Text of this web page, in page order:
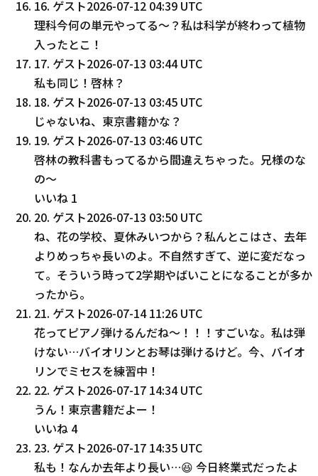
16. ゲスト2026-07-12 04:39 UTC
理科今何の単元やってる〜？私は科学が終わって植物
入ったとこ！
17. ゲスト2026-07-13 03:44 UTC
私も同じ！啓林？
18. ゲスト2026-07-13 03:45 UTC
じゃないね、東京書籍かな？
19. ゲスト2026-07-13 03:46 UTC
啓林の教科書もってるから間違えちゃった。兄様のな
の～
いいね 1
20. ゲスト2026-07-13 03:50 UTC
ね、花の学校、夏休みいつから？私んとこはさ、去年
よりめっちゃ長いのよ。不自然すぎて、逆に変だなっ
て。そういう時って2学期やばいことになることが多か
ったから。
21. ゲスト2026-07-14 11:26 UTC
花ってピアノ弾けるんだね〜！！！すごいな。私は弾
けない…バイオリンとお琴は弾けるけど。今、バイオ
リンでミセスを練習中！
22. ゲスト2026-07-17 14:34 UTC
うん！東京書籍だよー！
いいね 4
23. ゲスト2026-07-17 14:35 UTC
私も！なんか去年より長い…😆 今日終業式だったよ